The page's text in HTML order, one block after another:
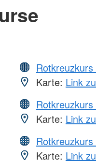
Karte: Link
Karte: Link
Karte: Link